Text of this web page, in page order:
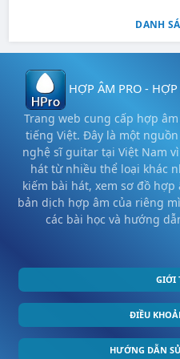
DANH
HỢP ÂM PRO -
Trang web cung cấp hợp
tiếng Việt. Đây là một
nghệ sĩ guitar tại Việt Nam
hát từ nhiều thể loại khác
kiếm bài hát, xem sơ đồ
bản dịch hợp âm của riêng
các bài học và hướng
GIỚI
ĐIỀU
HƯỚNG DẪN